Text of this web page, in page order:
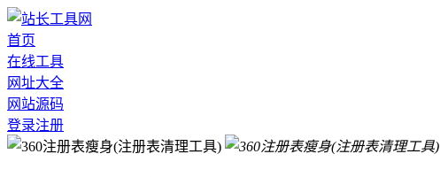
首页
在线工具
网址大全
网站源码
登录注册